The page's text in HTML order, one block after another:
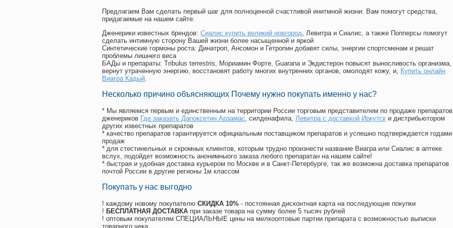
Предлагаем Вам сделать первый шаг для полноценной счастливой инитмной жизни. Вам помогут средства,
придагаемые на нашем сайте:
Дженерики известных брендов: Сиалис купить великий новгород, Левитра и Сиалис, а также Попперсы помогут
сделать интимную сторону Вашей жизни более насыщенной и яркой
Синтетические гормоны роста: Динатроп, Ансомон и Гетропин добавят силы, энергии спортсменам и решат
проблемы лишнего веса
БАДы и препараты: Tribulus terrestris, Мориамин Форте, Guarana и Экдистерон повысят выносливость организма,
вернут утраченную энергию, восстановят работу многих внутренних органов, омолодят кожу, и, Купить онлайн
Виагра Кадый.
Несколько причино объясняющих Почему нужно покупать именно у нас?
* Мы являемся первым и единственным на территории России торговым представителем по продаже препаратов
дженериков Где заказать Дапоксетин Арзамас, силденафила, Левитра с доставкой Иркутск и дистрибьютором
других известных препаратов
* качество препаратов гарантируется официальным поставщиком препаратов и успешно подтверждается годами
продаж
* для стестинельных и скромных клиентов, которым трудно произнести название Виагра или Сиалис в аптеке
вслух, подойдет возможность анонимныого заказа любого препаратан на нашем сайте!
* быстрая и удобная доставка курьером по Москве и в Санкт-Петербурге, так же возможна доставка препаратов
почтой России в другие регионы 1м классом
Покупать у нас выгодно
! каждому новому покупателю СКИДКА 10% - постоянная дисконтная карта на последующие покупки
! БЕСПЛАТНАЯ ДОСТАВКА при заказе товара на сумму более 5 тысяч рублей
! оптовым покупателям СПЕЦИАЛЬНЫЕ цены на мелкооптовые партии препарата с возможностью выписки
товарного чека